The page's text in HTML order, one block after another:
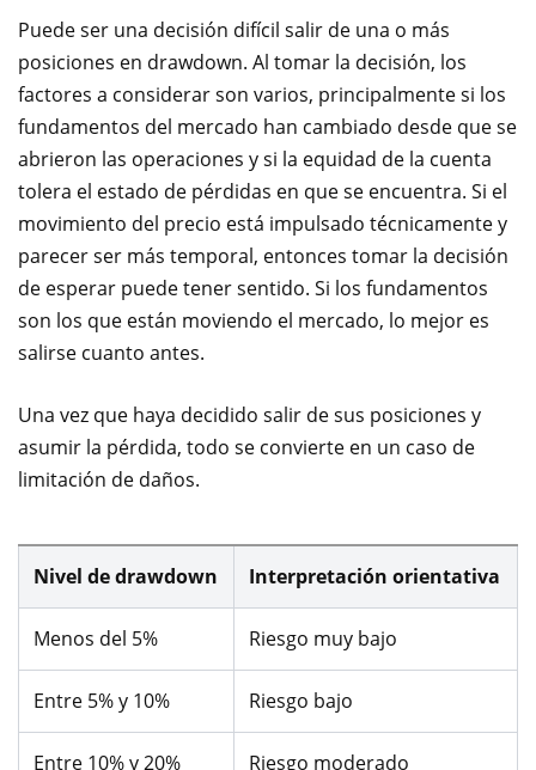
Puede ser una decisión difícil salir de una o más
posiciones en drawdown. Al tomar la decisión, los
factores a considerar son varios, principalmente si los
fundamentos del mercado han cambiado desde que se
abrieron las operaciones y si la equidad de la cuenta
tolera el estado de pérdidas en que se encuentra. Si el
movimiento del precio está impulsado técnicamente y
parecer ser más temporal, entonces tomar la decisión
de esperar puede tener sentido. Si los fundamentos
son los que están moviendo el mercado, lo mejor es
salirse cuanto antes.
Una vez que haya decidido salir de sus posiciones y
asumir la pérdida, todo se convierte en un caso de
limitación de daños.
Nivel de drawdown Interpretación orientativa
Menos del 5% Riesgo muy bajo
Entre 5% y 10% Riesgo bajo
Entre 10% y 20% Riesgo moderado